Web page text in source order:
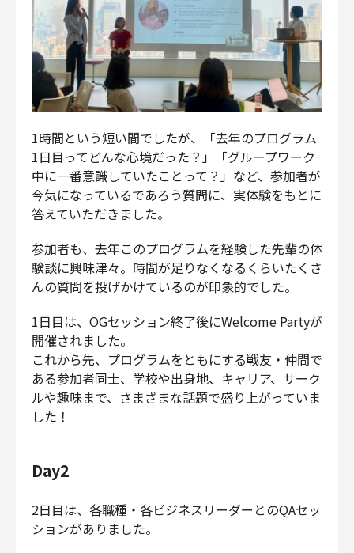
1時間という短い間でしたが、「去年のプログラム
1日目ってどんな心境だった？」「グループワーク
中に一番意識していたことって？」など、参加者が
今気になっているであろう質問に、実体験をもとに
答えていただきました。
参加者も、去年このプログラムを経験した先輩の体
験談に興味津々。時間が足りなくなるくらいたくさ
んの質問を投げかけているのが印象的でした。
1日目は、OGセッション終了後にWelcome Partyが
開催されました。
これから先、プログラムをともにする戦友・仲間で
ある参加者同士、学校や出身地、キャリア、サーク
ルや趣味まで、さまざまな話題で盛り上がっていま
した！
Day2
2日目は、各職種・各ビジネスリーダーとのQAセッ
ションがありました。